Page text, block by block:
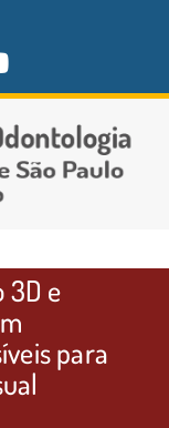
3D e
para